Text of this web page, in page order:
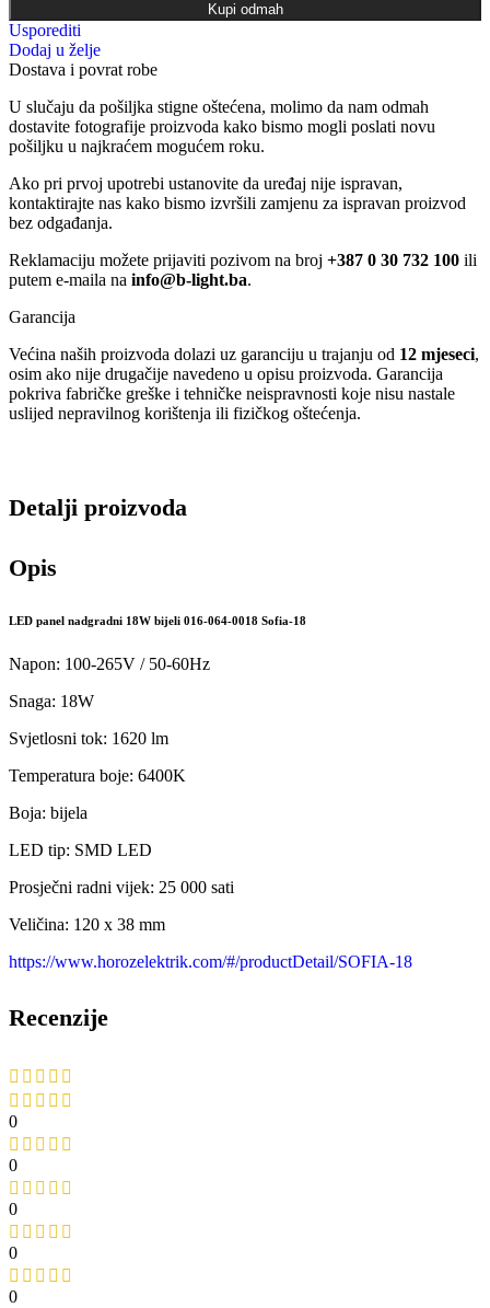
Kupi odmah
Usporediti
Dodaj u želje
Dostava i povrat robe
U slučaju da pošiljka stigne oštećena, molimo da nam odmah
dostavite fotografije proizvoda kako bismo mogli poslati novu
pošiljku u najkraćem mogućem roku.
Ako pri prvoj upotrebi ustanovite da uređaj nije ispravan,
kontaktirajte nas kako bismo izvršili zamjenu za ispravan proizvod
bez odgađanja.
Reklamaciju možete prijaviti pozivom na broj +387 0 30 732 100 ili
putem e-maila na info@b-light.ba.
Garancija
Većina naših proizvoda dolazi uz garanciju u trajanju od 12 mjeseci,
osim ako nije drugačije navedeno u opisu proizvoda. Garancija
pokriva fabričke greške i tehničke neispravnosti koje nisu nastale
uslijed nepravilnog korištenja ili fizičkog oštećenja.
Detalji proizvoda
Opis
LED panel nadgradni 18W bijeli 016-064-0018 Sofia-18
Napon: 100-265V / 50-60Hz
Snaga: 18W
Svjetlosni tok: 1620 lm
Temperatura boje: 6400K
Boja: bijela
LED tip: SMD LED
Prosječni radni vijek: 25 000 sati
Veličina: 120 x 38 mm
https://www.horozelektrik.com/#/productDetail/SOFIA-18
Recenzije
0
0
0
0
0